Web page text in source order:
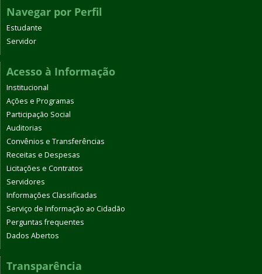
Navegar por Perfil
Estudante
Servidor
Acesso à Informação
Institucional
Ações e Programas
Participação Social
Auditorias
Convênios e Transferências
Receitas e Despesas
Licitações e Contratos
Servidores
Informações Classificadas
Serviço de Informação ao Cidadão
Perguntas frequentes
Dados Abertos
Transparência